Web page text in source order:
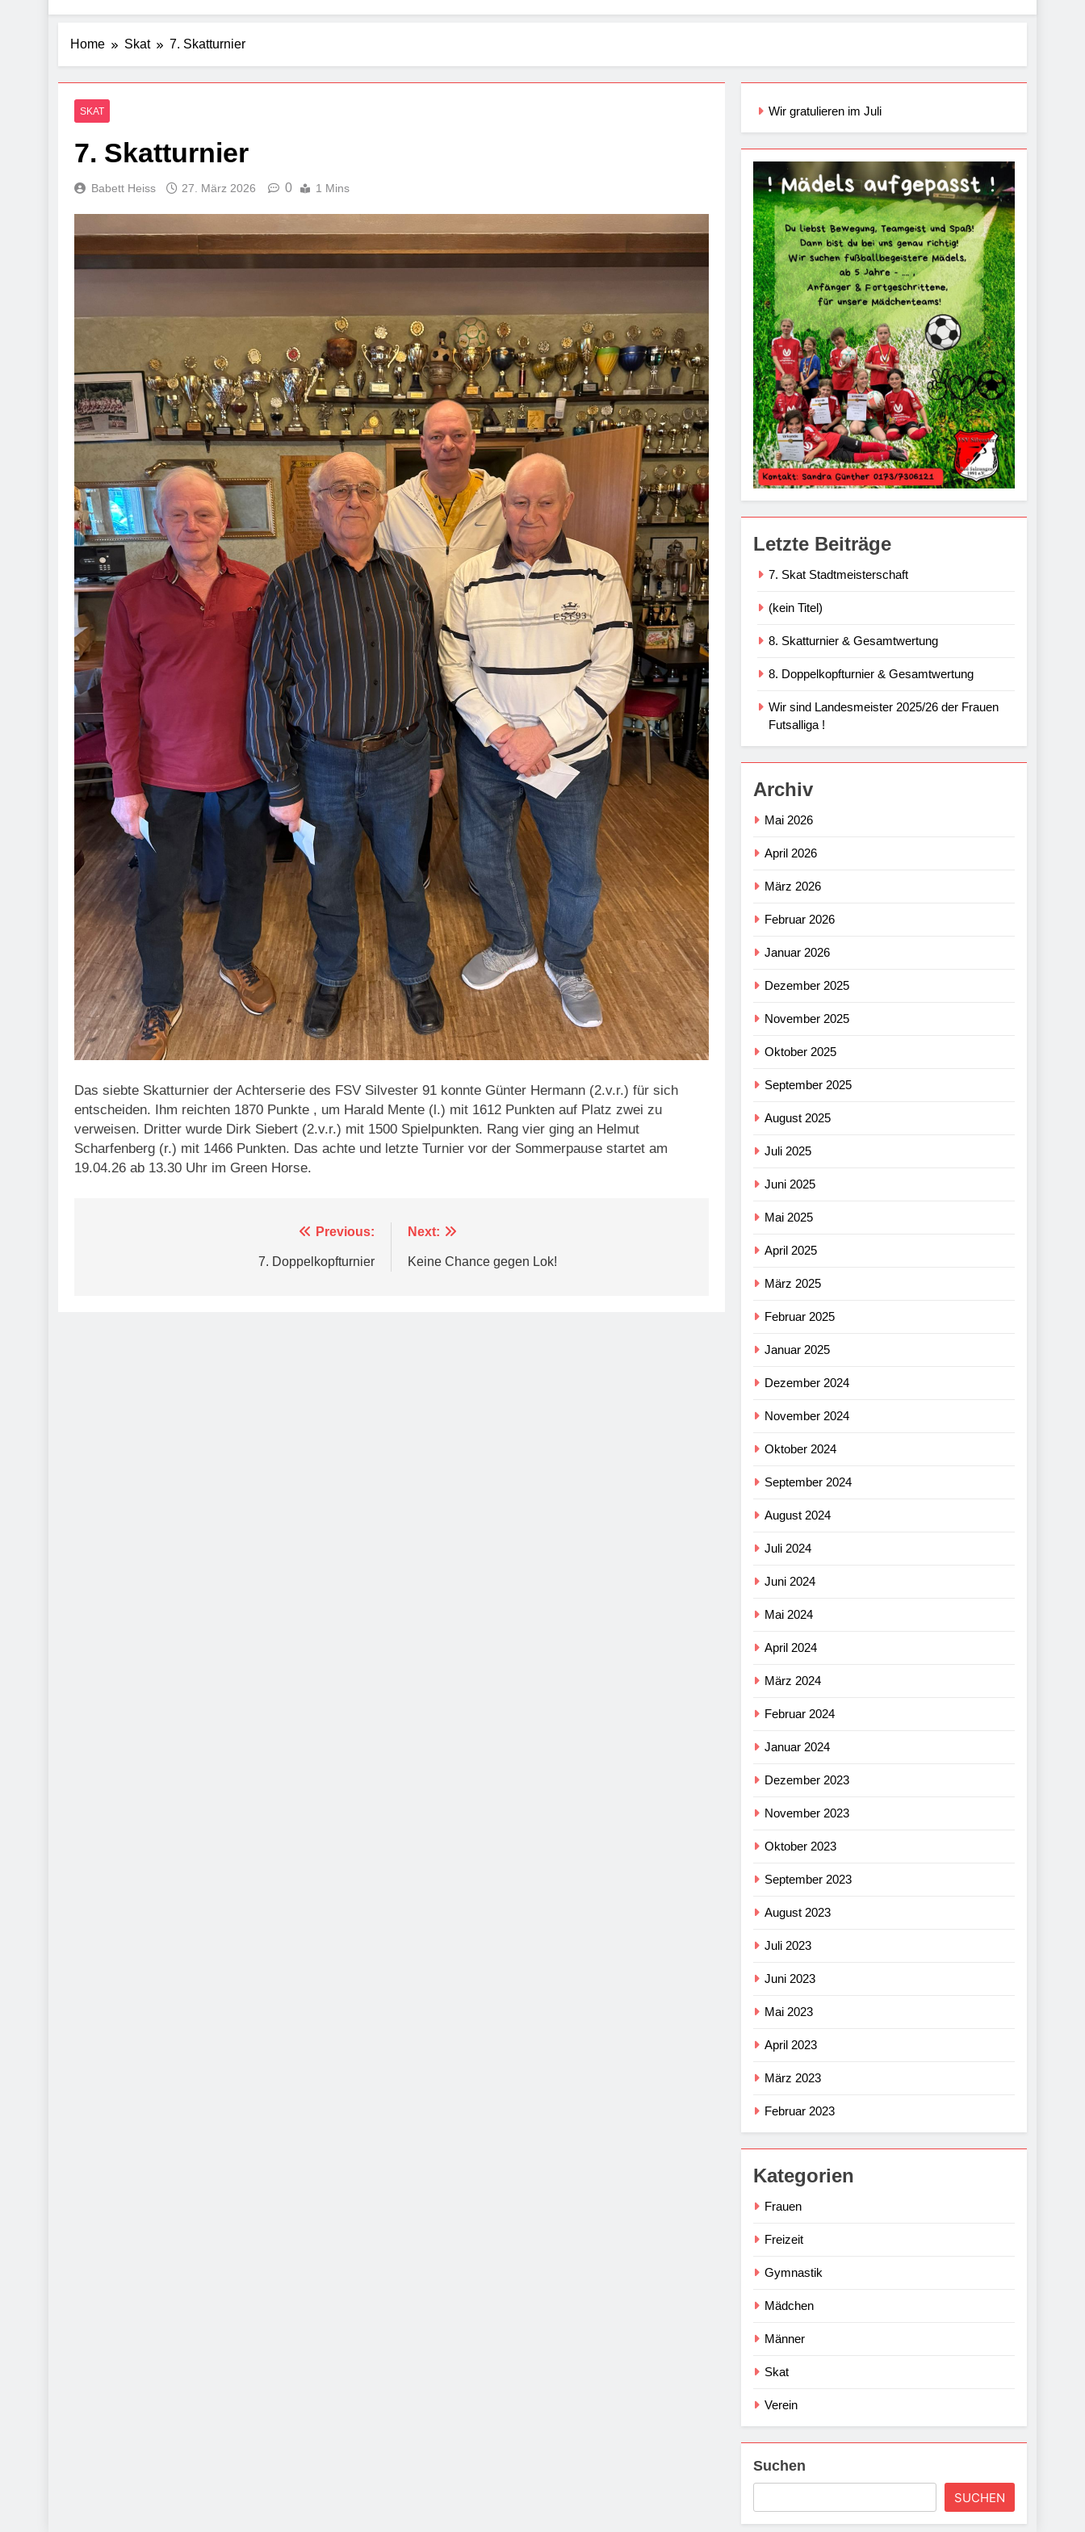
Home Skat 7. Skatturnier
SKAT
7. Skatturnier
Babett Heiss 27. März 2026 0 1 Mins
Das siebte Skatturnier der Achterserie des FSV Silvester 91 konnte Günter Hermann (2.v.r.) für sich
entscheiden. Ihm reichten 1870 Punkte , um Harald Mente (l.) mit 1612 Punkten auf Platz zwei zu
verweisen. Dritter wurde Dirk Siebert (2.v.r.) mit 1500 Spielpunkten. Rang vier ging an Helmut
Scharfenberg (r.) mit 1466 Punkten. Das achte und letzte Turnier vor der Sommerpause startet am
19.04.26 ab 13.30 Uhr im Green Horse.
Previous:
7. Doppelkopfturnier
Next:
Keine Chance gegen Lok!
Wir gratulieren im Juli
Letzte Beiträge
7. Skat Stadtmeisterschaft
(kein Titel)
8. Skatturnier & Gesamtwertung
8. Doppelkopfturnier & Gesamtwertung
Wir sind Landesmeister 2025/26 der Frauen
Futsalliga !
Archiv
Mai 2026
April 2026
März 2026
Februar 2026
Januar 2026
Dezember 2025
November 2025
Oktober 2025
September 2025
August 2025
Juli 2025
Juni 2025
Mai 2025
April 2025
März 2025
Februar 2025
Januar 2025
Dezember 2024
November 2024
Oktober 2024
September 2024
August 2024
Juli 2024
Juni 2024
Mai 2024
April 2024
März 2024
Februar 2024
Januar 2024
Dezember 2023
November 2023
Oktober 2023
September 2023
August 2023
Juli 2023
Juni 2023
Mai 2023
April 2023
März 2023
Februar 2023
Kategorien
Frauen
Freizeit
Gymnastik
Mädchen
Männer
Skat
Verein
Suchen
SUCHEN